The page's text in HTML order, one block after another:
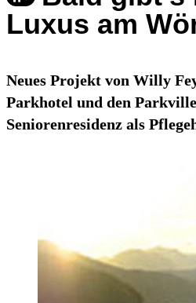
Luxus am
Neues Projekt von Willy
Parkhotel und den
Seniorenresidenz als